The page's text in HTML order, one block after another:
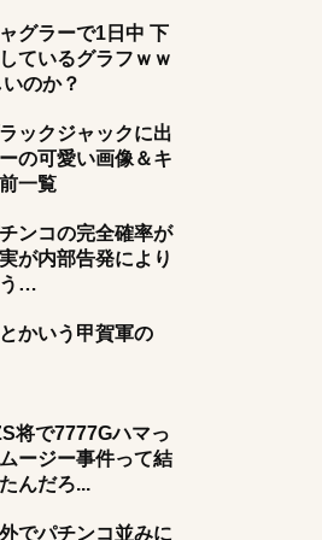
グラーで1日中 下
ているグラフｗｗ
のか？
ックジャックに出
の可愛い画像＆キ
一覧
チンコの完全確率が
が内部告発により
う…
かいう甲賀軍の
将で7777Gハマっ
ージー事件って結
んだろ...
でパチンコ並みに